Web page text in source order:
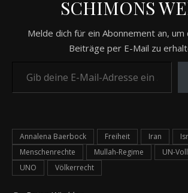
SCHIMONS
Melde dich für ein Abonnement an,
Beiträge per E-Mail zu
Annalena Baerbock Freiheit Iran
Menschenrechte
Mullah-Regime
UN-
UNO
Völkerrecht